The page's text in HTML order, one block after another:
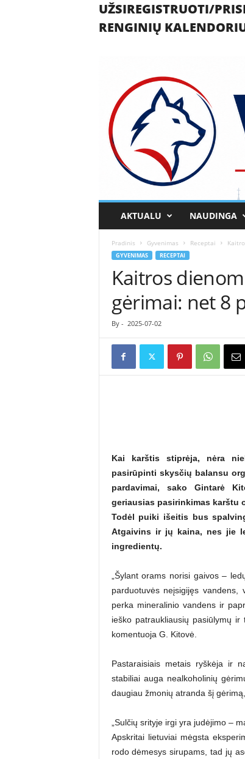
UŽSIREGISTRUOTI/
RENGINIŲ
m
AKTUALU NAUDINGA
Pradinis Gyvenimas Receptai
GYVENIMAS RECEPTAI
Kaitros
gėrimai: net 8
By - 2025-07-02
Kai karštis stiprėja, nėra
pasirūpinti skysčių balansu
pardavimai, sako Gintarė
geriausias pasirinkimas karštu
Todėl puiki išeitis bus
Atgaivins ir jų kaina, nes jie
ingredientų.
„Šylant orams norisi gaivos –
parduotuvės neįsigijęs vandens,
perka mineralinio vandens ir
ieško patraukliausių pasiūlymų
komentuoja G. Kitovė.
Pastaraisiais metais ryškėja ir
stabiliai auga nealkoholinių
daugiau žmonių atranda šį
„Sulčių srityje irgi yra judėjimo –
Apskritai lietuviai mėgsta
rodo dėmesys sirupams, tad jų